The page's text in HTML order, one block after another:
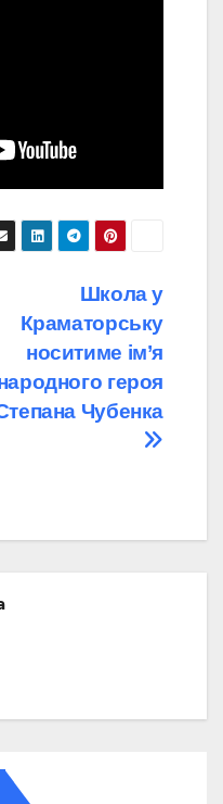
Школа у
Краматорську
носитиме ім’я
героя
Чубенка